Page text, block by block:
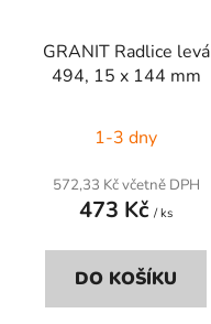
GRANIT Radlice levá
494, 15 x 144 mm
1-3 dny
572,33 Kč včetně DPH
473 Kč / ks
DO KOŠÍKU